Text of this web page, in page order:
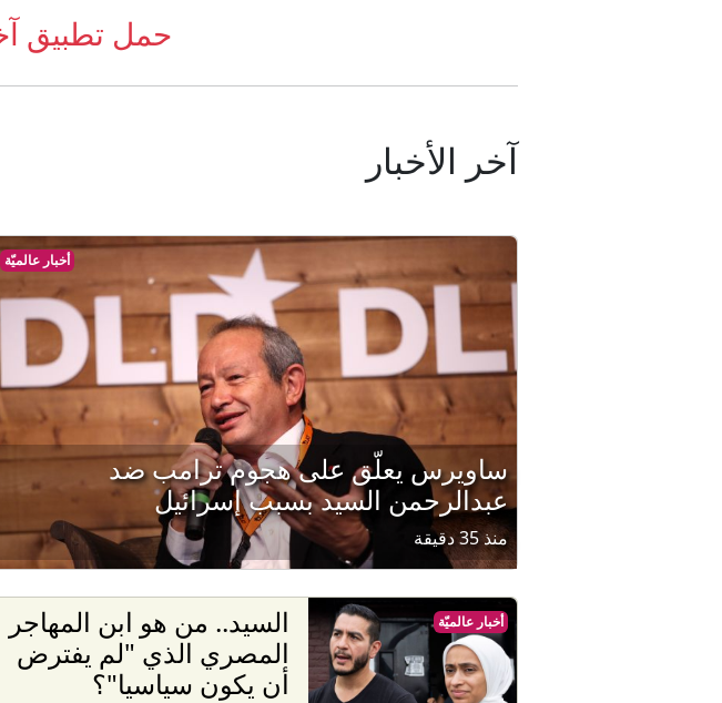
حمل تطبيق
آخر الأخبار
أخبار عالميّة
ساويرس يعلّق على هجوم ترامب ضد
عبدالرحمن السيد بسبب إسرائيل
منذ 35 دقيقة
السيد.. من هو ابن المهاجر
المصري الذي "لم يفترض
أن يكون سياسيا"؟
أخبار عالميّة